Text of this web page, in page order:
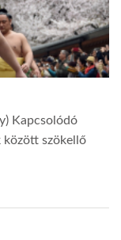
Kapcsolódó
között szökellő